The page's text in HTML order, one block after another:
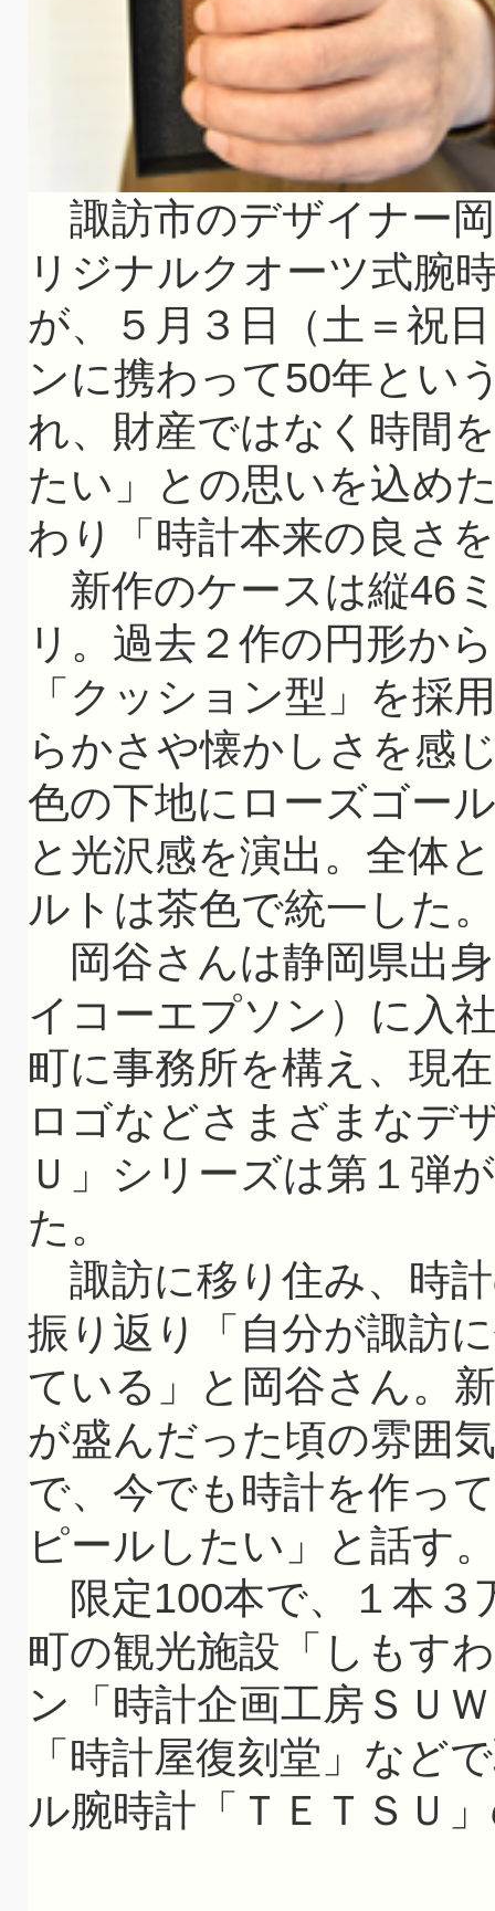
諏訪市のデザイナー
リジナルクオーツ式腕
が、５月３日（土＝祝
ンに携わって50年とい
れ、財産ではなく時間
たい」との思いを込め
わり「時計本来の良さ
新作のケースは縦46
リ。過去２作の円形か
「クッション型」を採
らかさや懐かしさを感
色の下地にローズゴー
と光沢感を演出。全体
ルトは茶色で統一した。
岡谷さんは静岡県出
イコーエプソン）に入
町に事務所を構え、現
ロゴなどさまざまなデ
Ｕ」シリーズは第１弾
た。
諏訪に移り住み、時
振り返り「自分が諏訪
ている」と岡谷さん。
が盛んだった頃の雰囲
で、今でも時計を作っ
ピールしたい」と話す
限定100本で、１本３
町の観光施設「しもす
ン「時計企画工房ＳＵ
「時計屋復刻堂」など
ル腕時計「ＴＥＴＳＵ